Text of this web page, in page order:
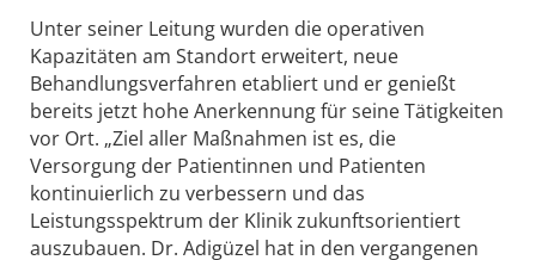
Unter seiner Leitung wurden die operativen
Kapazitäten am Standort erweitert, neue
Behandlungsverfahren etabliert und er genießt
bereits jetzt hohe Anerkennung für seine Tätigkeiten
vor Ort. „Ziel aller Maßnahmen ist es, die
Versorgung der Patientinnen und Patienten
kontinuierlich zu verbessern und das
Leistungsspektrum der Klinik zukunftsorientiert
auszubauen. Dr. Adigüzel hat in den vergangenen